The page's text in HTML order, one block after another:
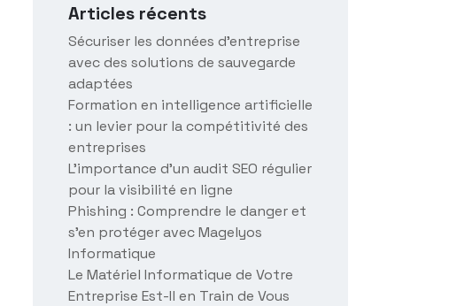
Articles récents
Sécuriser les données d’entreprise
avec des solutions de sauvegarde
adaptées
Formation en intelligence artificielle
: un levier pour la compétitivité des
entreprises
L’importance d’un audit SEO régulier
pour la visibilité en ligne
Phishing : Comprendre le danger et
s’en protéger avec Magelyos
Informatique
Le Matériel Informatique de Votre
Entreprise Est-Il en Train de Vous